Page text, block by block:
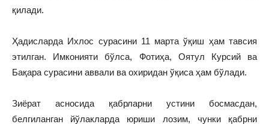
қилади.
Ҳадисларда Ихлос сурасини 11 марта ўқиш ҳам тавсия
этилган. Имконияти бўлса, Фотиҳа, Оятул Курсий ва
Бақара сурасини аввали ва охиридан ўқиса ҳам бўлади.
Зиёрат асносида қабрларни устини босмасдан,
белгиланган йўлакларда юриши лозим, чунки қабрни